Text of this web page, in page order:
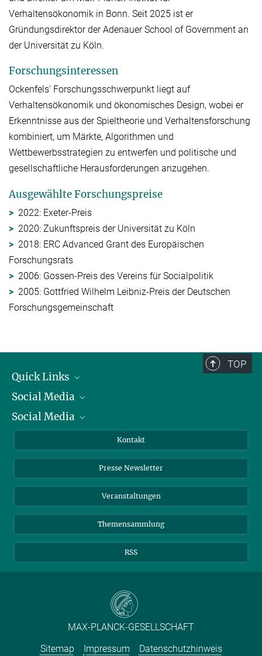
Verhaltensökonomik in Bonn. Seit 2025 ist er
Gründungsdirektor der Adenauer School of Government an
der Universität zu Köln.
Forschungsinteressen
Ockenfels' Forschungsschwerpunkt liegt auf
Verhaltensökonomik und ökonomisches Design, wobei er
Erkenntnisse aus der Spieltheorie und Verhaltensforschung
kombiniert, um Märkte, Algorithmen und
Wettbewerbsstrategien zu entwerfen und politische und
gesellschaftliche Herausforderungen anzugehen.
Ausgewählte Forschungspreise
2022: Exeter-Preis
2020: Zukunftspreis der Universität zu Köln
2018: ERC Advanced Grant des Europäischen
Forschungsrats
2006: Gossen-Preis des Vereins für Socialpolitik
2005: Gottfried Wilhelm Leibniz-Preis der Deutschen
Forschungsgemeinschaft
TOP
Quick Links
Präsident
Zahlen und Fakten
Social Media
Bluesky
TikTok
Social Media
Instagram
YouTube
Kontakt
Presse Newsletter
Veranstaltungen
Themensammlung
RSS
MAX-PLANCK-GESELLSCHAFT
Sitemap
Impressum Datenschutzhinweis